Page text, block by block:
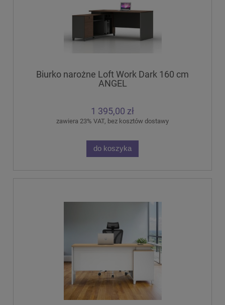
Biurko narożne Loft Work Dark 160 cm
ANGEL
1 395,00 zł
zawiera 23% VAT, bez kosztów dostawy
do koszyka